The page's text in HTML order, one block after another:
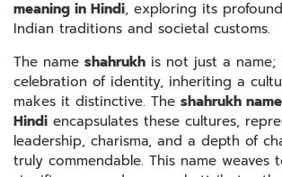
meaning in Hindi, exploring its
Indian traditions and societal customs.
The name shahrukh is not just a name;
celebration of identity, inheriting a
makes it distinctive. The shahrukh
Hindi encapsulates these cultures,
leadership, charisma, and a depth of
truly commendable. This name weaves